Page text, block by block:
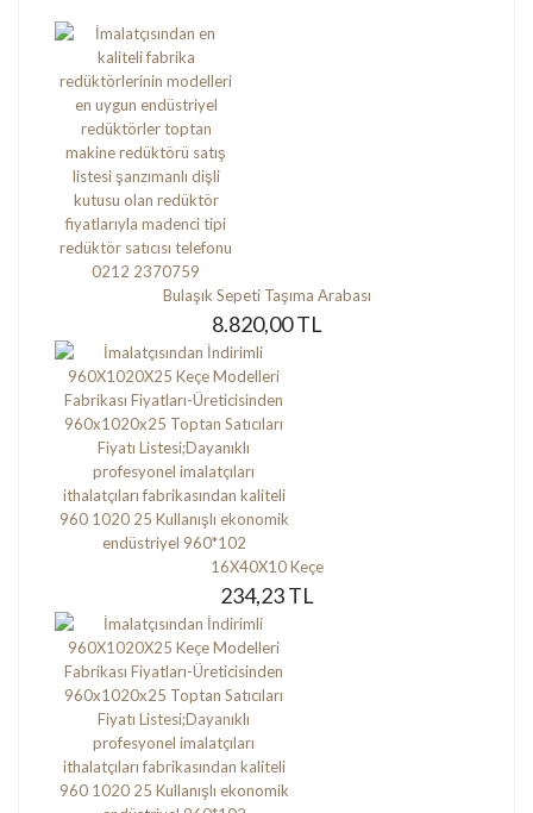
Bulaşık Sepeti Taşıma Arabası
8.820,00 TL
16X40X10 Keçe
234,23 TL